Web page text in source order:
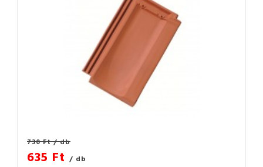
730 Ft/ db
635 Ft / db